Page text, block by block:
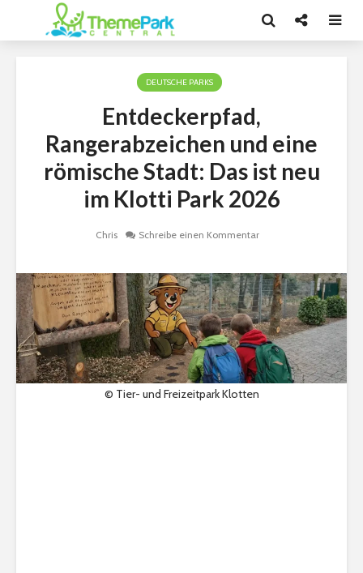
DEUTSCHE PARKS
Entdeckerpfad,
Rangerabzeichen und eine
römische Stadt: Das ist neu
im Klotti Park 2026
Chris Schreibe einen Kommentar
© Tier- und Freizeitpark Klotten